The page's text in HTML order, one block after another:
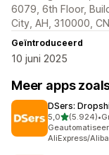
6079, 6th Floor,
City, AH, 310000, CN
Geïntroduceerd
10 juni 2025
Meer apps
DSers:
5,0van 5(5.924)
5924 •
AliExpress/